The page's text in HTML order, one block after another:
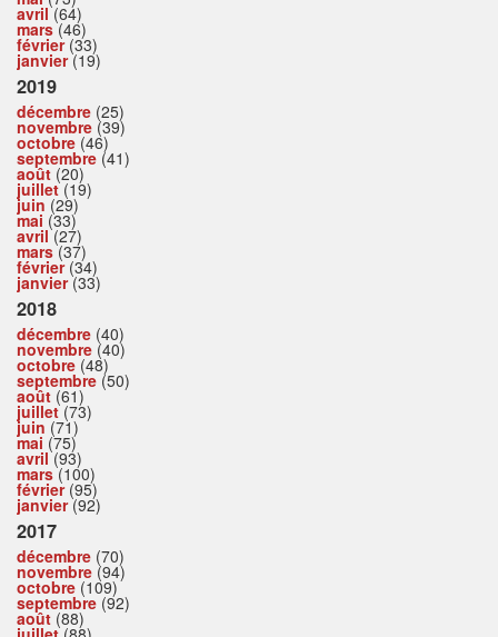
avril(64)
mars(46)
février(33)
janvier(19)
2019
décembre (25)
novembre (39)
octobre (46)
septembre (41)
août (20)
juillet(19)
juin (29)
mai (33)
avril(27)
mars(37)
février(34)
janvier(33)
2018
décembre (40)
novembre (40)
octobre (48)
septembre (50)
août (61)
juillet(73)
juin (71)
mai (75)
avril(93)
mars(100)
février(95)
janvier(92)
2017
décembre (70)
novembre (94)
octobre (109)
septembre (92)
août (88)